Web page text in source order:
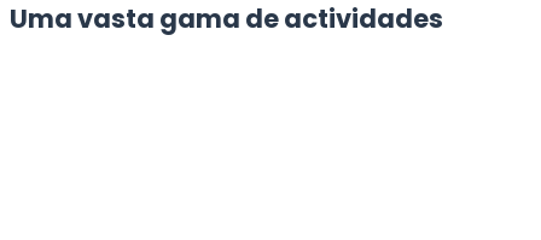
Uma vasta gama de actividades